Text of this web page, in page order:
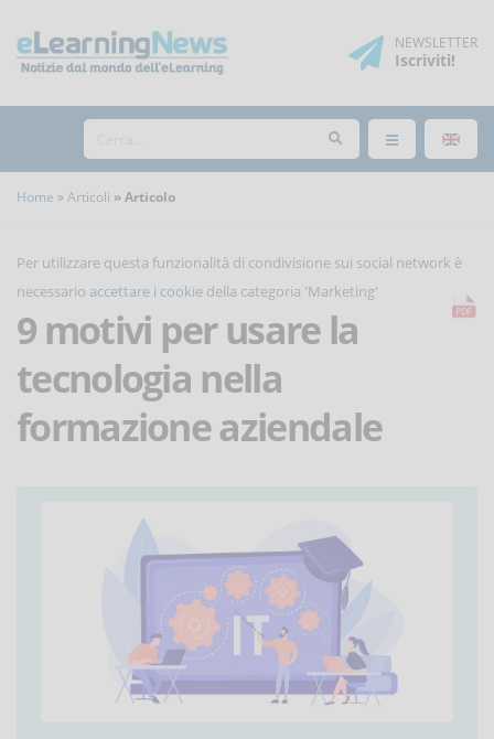
NEWSLETTER
Iscriviti!
Home Articoli Articolo
Per utilizzare questa funzionalità di condivisione sui social network è
necessario accettare i cookie della categoria 'Marketing'
9 motivi per usare la
tecnologia nella
formazione aziendale